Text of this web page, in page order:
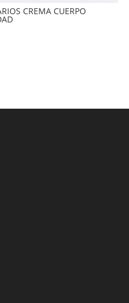
CREMA CUERPO